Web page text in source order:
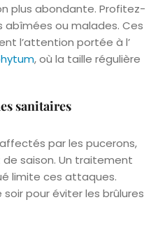
plus abondante. Profitez-
abîmées ou malades. Ces
l’attention portée à l’
, où la taille régulière
sanitaires
par les pucerons,
saison. Un traitement
limite ces attaques.
pour éviter les brûlures